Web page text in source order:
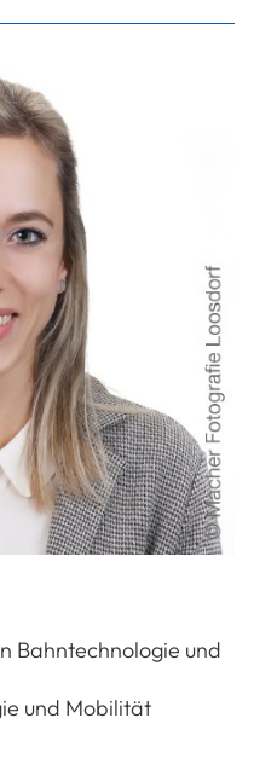
Bahntechnologie und
und Mobilität